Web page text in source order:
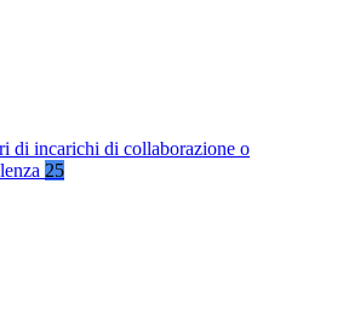
di incarichi di collaborazione o
25